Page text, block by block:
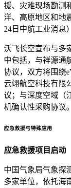
援、灾难现场勘测
洋、高原地区和地
24日中航工业消息）
沃飞长空宣布与多
中包括，与祥源通
协议，双方将围绕
云翊航空科技有限
议；与深度空域（
机确认性采购协议
应急救援与特殊应用
应急救援项目启动
中国气象局气象探
多家单位，依托海